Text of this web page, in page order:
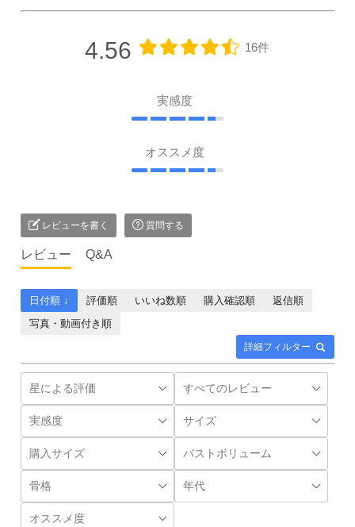
4.56 16件
実感度
オススメ度
レビューを書く 質問する
レビュー Q&A
詳細フィルター
日付順 ↓ 評価順 いいね数順 購入確認順
返信順
写真・動画付き順